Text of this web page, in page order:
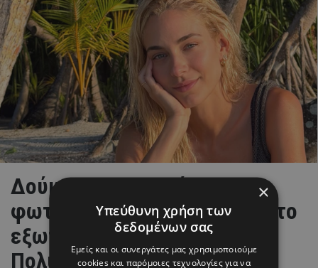
Δούκισσα Νομικού: Το
φωτογραφικό άλμπουμ από το
εξωτικό ταξίδι στην
Πολυνησία
×
Υπεύθυνη χρήση των
δεδομένων σας
Εμείς και οι συνεργάτες μας χρησιμοποιούμε
cookies και παρόμοιες τεχνολογίες για να